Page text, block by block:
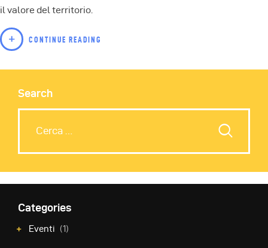
il valore del territorio.
CONTINUE READING
Search
Categories
Eventi (1)